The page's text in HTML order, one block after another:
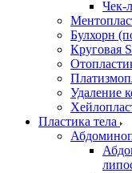
Чек-
Булхорн
Круговая
Удаление
Пластика тела